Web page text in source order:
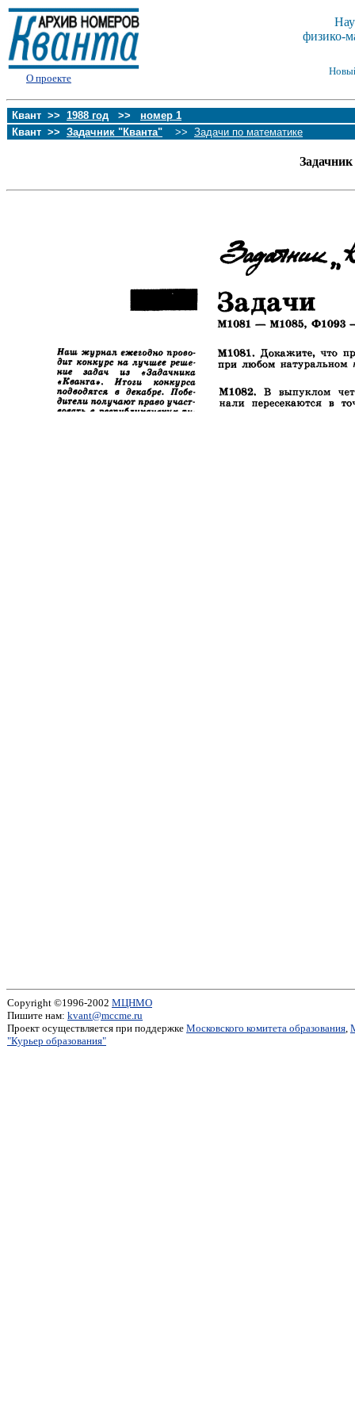
О проекте
физико-
Квант >> 1988 год >> номер 1
Квант >> Задачник "Кванта" >> Задачи по математике
Copyright ©1996-2002 МЦНМО
Пишите нам: kvant@mccme.ru
Проект осуществляется при поддержке Московского комитета образования,
"Курьер образования"